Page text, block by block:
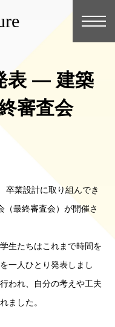
表 ― 建築
審査会
卒業設計に取り組んでき
（最終審査会）が開催さ
生たちはこれまで時間を
一人ひとり発表しまし
われ、自分の考えや工夫
ました。